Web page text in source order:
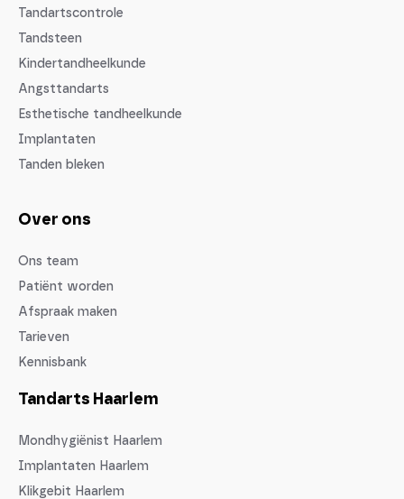
Tandartscontrole
Tandsteen
Kindertandheelkunde
Angsttandarts
Esthetische tandheelkunde
Implantaten
Tanden bleken
Over ons
Ons team
Patiënt worden
Afspraak maken
Tarieven
Kennisbank
Tandarts Haarlem
Mondhygiënist Haarlem
Implantaten Haarlem
Klikgebit Haarlem